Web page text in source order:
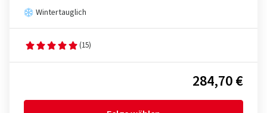
Wintertauglich
(15)
284,70 €